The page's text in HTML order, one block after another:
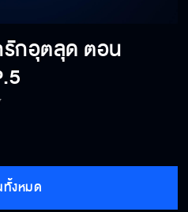
กอุตลุด ตอน
งหมด
บริษัทรักอุตลุด ตอน กามเทพ
6]
6]